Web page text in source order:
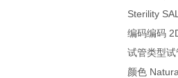
Sterility
编码编码
试管类型
颜色